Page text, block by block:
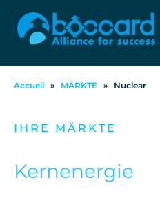
Accueil » MÄRKTE » Nuclear
IHRE MÄRKTE
Kernenergie